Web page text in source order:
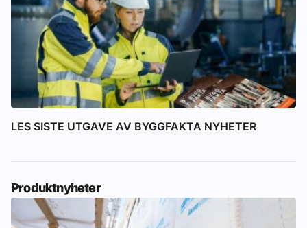
LES SISTE UTGAVE AV BYGGFAKTA NYHETER
Produktnyheter